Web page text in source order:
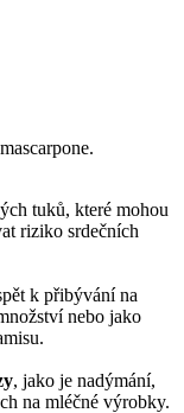
tuků, které mohou
riziko srdečních
k přibývání na
nebo jako
, jako je nadýmání,
na mléčné výrobky.